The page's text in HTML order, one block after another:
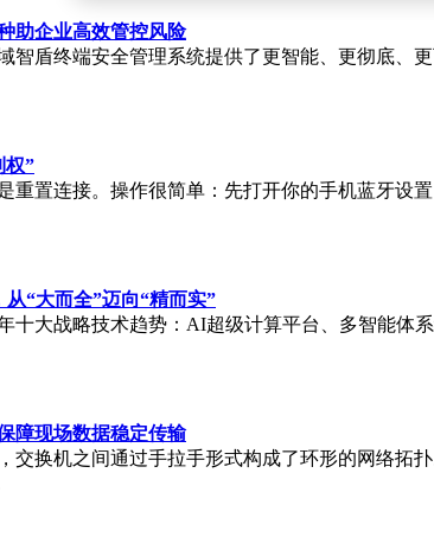
助企业高效管控风险
智盾终端安全管理系统提供了更智能、更彻底、
权”
重置连接。操作很简单：先打开你的手机蓝牙设
“大而全”迈向“精而实”
十大战略技术趋势：AI超级计算平台、多智能
障现场数据稳定传输
交换机之间通过手拉手形式构成了环形的网络拓